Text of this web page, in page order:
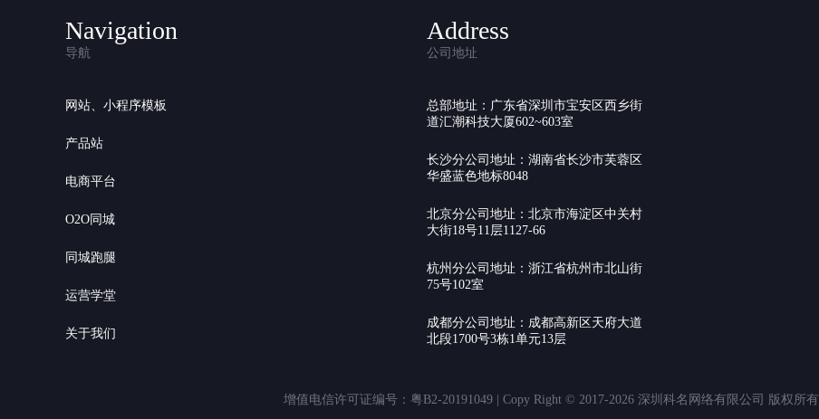
Navigation
导航
网站、小程序模板
产品站
电商平台
O2O同城
同城跑腿
运营学堂
关于我们
Address
公司地址
总部地址：广东省深圳市宝安区西乡街
道汇潮科技大厦602~603室
长沙分公司地址：湖南省长沙市芙蓉区
华盛蓝色地标8048
北京分公司地址：北京市海淀区中关村
大街18号11层1127-66
杭州分公司地址：浙江省杭州市北山街
75号102室
成都分公司地址：成都高新区天府大道
北段1700号3栋1单元13层
增值电信许可证编号：粤B2-20191049 | Copy Right © 2017-2026 深圳科名网络有限公司 版权所有